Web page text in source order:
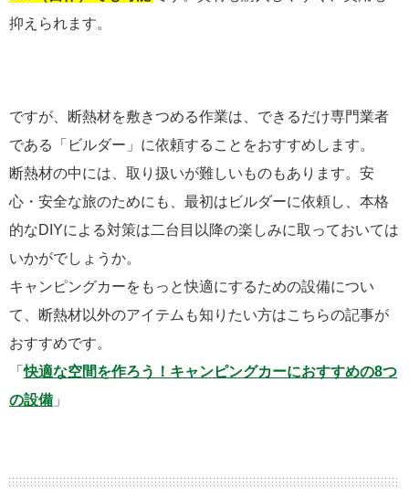
抑えられます。
ですが、断熱材を敷きつめる作業は、できるだけ専門業者
である「ビルダー」に依頼することをおすすめします。
断熱材の中には、取り扱いが難しいものもあります。安
心・安全な旅のためにも、最初はビルダーに依頼し、本格
的なDIYによる対策は二台目以降の楽しみに取っておいては
いかがでしょうか。
キャンピングカーをもっと快適にするための設備につい
て、断熱材以外のアイテムも知りたい方はこちらの記事が
おすすめです。
「快適な空間を作ろう！キャンピングカーにおすすめの8つ
の設備 」